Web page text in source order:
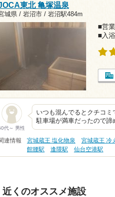
東北 亀塚温泉
城県 / 岩沼市 / 岩沼駅484m
■営
■入
代～ 男性
いつも混んでるとクチコ
駐車場が満車だったので
連情報 宮城蔵王 塩化物泉 宮城蔵王 冷
館腰駅
逢隈駅 仙台空港駅
近くのオススメ施設